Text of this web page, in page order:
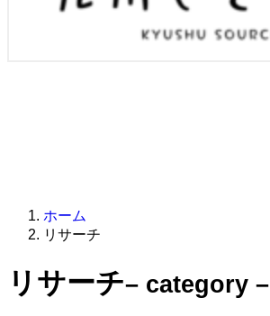
ホーム
リサーチ
リサーチ– category –